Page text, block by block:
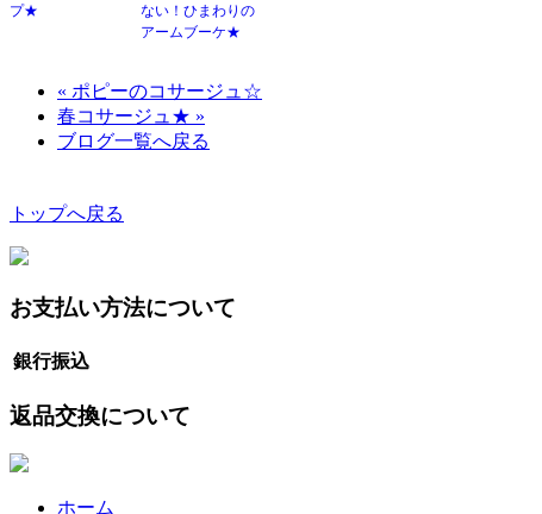
プ★
ない！ひまわりの
アームブーケ★
« ポピーのコサージュ☆
春コサージュ★ »
ブログ一覧へ戻る
トップへ戻る
お支払い方法について
銀行振込
返品交換について
ホーム